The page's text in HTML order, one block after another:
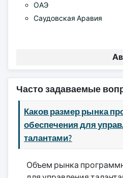
ОАЭ
Саудовская Аравия
Часто задаваемые
Каков размер рынка
обеспечения для
талантами?
Объем рынка